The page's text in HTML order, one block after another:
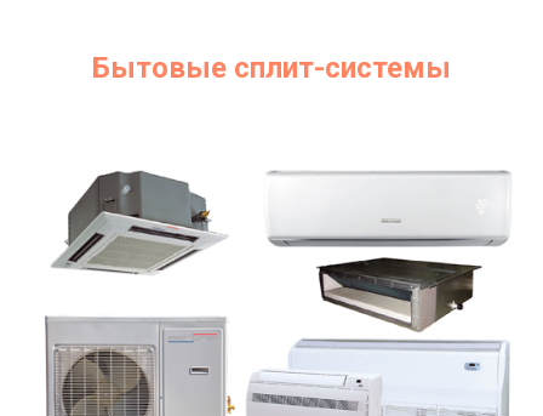
Бытовые сплит-системы